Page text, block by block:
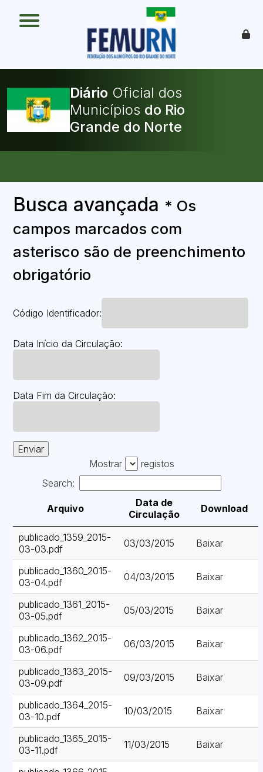
Diário Oficial dos
Municípios
O Que Pode Ser Publicado
Faça sua Adesão
Busca avançada * Os
campos marcados com
asterisco são de preenchimento
obrigatório
Código Identificador:
Data Início da Circulação:
Data Fim da Circulação:
Enviar
Mostrar
registos
Search:
Arquivo
Data de
Circulação
Download
publicado_1359_2015-
03-03.pdf
03/03/2015 Baixar
publicado_1360_2015-
03-04.pdf
04/03/2015 Baixar
publicado_1361_2015-
03-05.pdf
05/03/2015 Baixar
publicado_1362_2015-
03-06.pdf
06/03/2015 Baixar
publicado_1363_2015-
03-09.pdf
09/03/2015 Baixar
publicado_1364_2015-
03-10.pdf
10/03/2015 Baixar
publicado_1365_2015-
03-11.pdf
11/03/2015 Baixar